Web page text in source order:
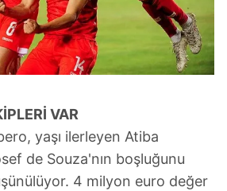
VAR
yaşı ilerleyen Atiba
de Souza'nın boşluğunu
4 milyon euro değer